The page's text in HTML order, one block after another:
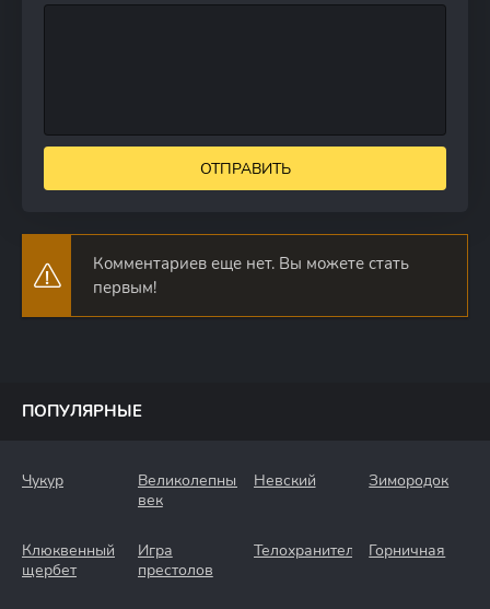
ОТПРАВИТЬ
Комментариев еще нет. Вы можете стать
первым!
ПОПУЛЯРНЫЕ
Чукур
Великолепный
век
Невский Зимородок
Клюквенный
щербет
Игра
престолов
Телохранители Горничная